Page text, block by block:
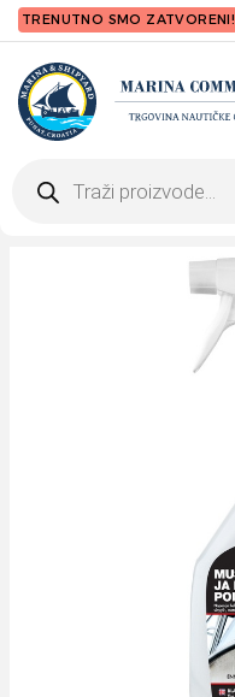
TRENUTNO SMO ZATVORENI!
search